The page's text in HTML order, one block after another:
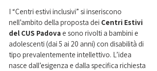
I “Centri estivi inclusivi” si inseriscono
nell’ambito della proposta dei Centri Estivi
del CUS Padova e sono rivolti a bambini e
adolescenti (dai 5 ai 20 anni) con disabilità di
tipo prevalentemente intellettivo. L’idea
nasce dall’esigenza e dalla specifica richiesta